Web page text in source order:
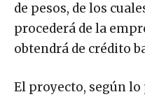
de pesos, de los
procederá de la
obtendrá de crédito
El proyecto, según lo